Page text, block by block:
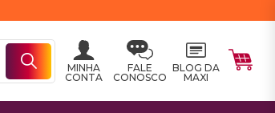
MINHA
CONTA
FALE
CONOSCO
BLOG DA
MAXI